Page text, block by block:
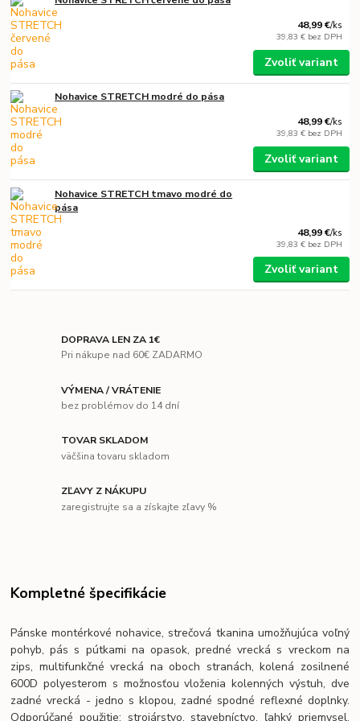
48,99 €/ks
39,83 € bez DPH
Zvoliť variant
Nohavice STRETCH modré do pása
48,99 €/ks
39,83 € bez DPH
Zvoliť variant
Nohavice STRETCH tmavo modré do
pása
48,99 €/ks
39,83 € bez DPH
Zvoliť variant
DOPRAVA LEN ZA 1€
Pri nákupe nad 60€ ZADARMO
VÝMENA / VRÁTENIE
bez problémov do 14 dní
TOVAR SKLADOM
väčšina tovaru skladom
ZĽAVY Z NÁKUPU
zaregistrujte sa a získajte zľavy %
Kompletné špecifikácie
Pánske montérkové nohavice, strečová tkanina umožňujúca voľný
pohyb, pás s pútkami na opasok, predné vrecká s vreckom na
zips, multifunkčné vrecká na oboch stranách, kolená zosilnené
600D polyesterom s možnosťou vloženia kolenných výstuh, dve
zadné vrecká - jedno s klopou, zadné spodné reflexné doplnky.
Odporúčané použitie: strojárstvo, stavebníctvo, ľahký priemysel,